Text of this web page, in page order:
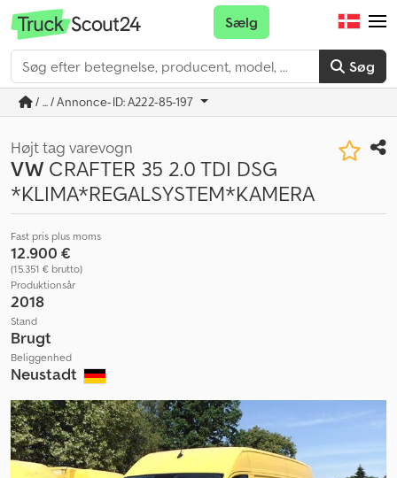
Søg
Sælg
/ ... / Annonce-ID: A222-85-197
Højt tag varevogn
VW CRAFTER 35 2.0 TDI DSG
*KLIMA*REGALSYSTEM*KAMERA
Fast pris plus moms
12.900 €
(15.351 € brutto)
Produktionsår
2018
Stand
Brugt
Beliggenhed
Neustadt